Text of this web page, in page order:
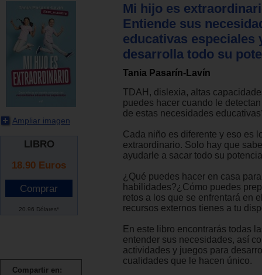
Ampliar imagen
LIBRO
18.90 Euros
20.96 Dólares*
Compartir en:
Mi hijo es
Entiende sus
educativas especiales
desarrolla todo su
Tania Pasarín-Lavín
TDAH, dislexia, altas
puedes hacer cuando le
de estas necesidades
Cada niño es diferente y eso es
extraordinario. Solo hay que
ayudarle a sacar todo su
¿Qué puedes hacer en casa
habilidades?¿Cómo puedes
retos a los que se enfrentará en
recursos externos tienes a tu
En este libro encontrarás todas
entender sus necesidades, así
actividades y juegos para
cualidades que le hacen único.